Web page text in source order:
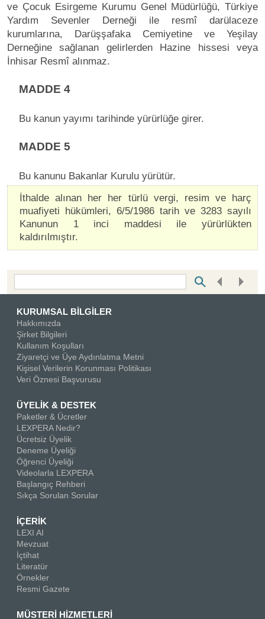
ve Çocuk Esirgeme Kurumu Genel Müdürlüğü, Türkiye
Yardım Sevenler Derneği ile resmî darülaceze
kurumlarına, Darüşşafaka Cemiyetine ve Yeşilay
Derneğine sağlanan gelirlerden Hazine hissesi veya
İnhisar Resmî alınmaz.
MADDE 4
Bu kanun yayımı tarihinde yürürlüğe girer.
MADDE 5
Bu kanunu Bakanlar Kurulu yürütür.
İthalde alınan her her türlü vergi, resim ve harç
muafiyeti hükümleri, 6/5/1986 tarih ve 3283 sayılı
Kanunun 1 inci maddesi ile yürürlükten
kaldırılmıştır.
KURUMSAL BİLGİLER
Hakkımızda
Şirket Bilgileri
Kullanım Koşulları
Ziyaretçi ve Üye Aydınlatma Metni
Kişisel Verilerin Korunması Politikası
Veri Öznesi Başvurusu
ÜYELİK & DESTEK
Paketler & Ücretler
LEXPERA Nedir?
Ücretsiz Üyelik
Deneme Üyeliği
Öğrenci Üyeliği
Videolarla LEXPERA
Başlangıç Rehberi
Sıkça Sorulan Sorular
İÇERİK
LEXI AI
Mevzuat
İçtihat
Literatür
Örnekler
Resmi Gazete
MÜSTERİ HİZMETLERİ